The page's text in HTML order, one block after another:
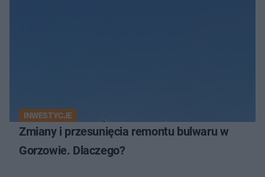
INWESTYCJE
Zmiany i przesunięcia remontu bulwaru w
Gorzowie. Dlaczego?